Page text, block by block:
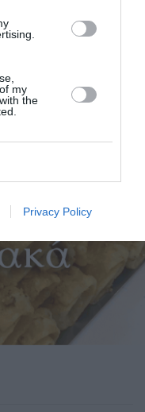
my
the
Privacy Policy